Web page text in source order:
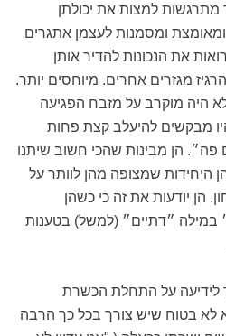
למצות את יכולתן
ומסמנות לעצמן אתגרים
את הנכונות להדיר אותן
מגזרים אחרים. מיוחסים יותר.
היה מוקרב על מזבח הפגיעה
מבקשים להיעלב קצת פחות
הן מבינות שהכי חשוב שיתנו
היחידות שמצופה מהן לוותר על
הן יודעות את זה כי כשהן
במילה ״דתיים״ (למשל) בטענות
לידיעה על התחלת הכשרת
לא בטוח שיש צורך בכל כך הרבה